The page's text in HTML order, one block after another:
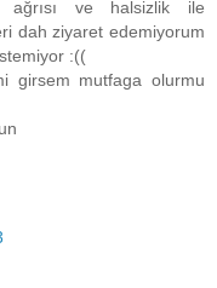
ve halsizlik ile
dah ziyaret edemiyorum
:((
girsem mutfaga olurmu